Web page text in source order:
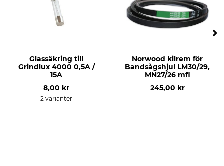
Glassäkring till
Grindlux 4000 0,5A /
15A
8,00 kr
2 varianter
Norwood kilrem för
Bandsågshjul LM30/29,
MN27/26 mfl
245,00 kr